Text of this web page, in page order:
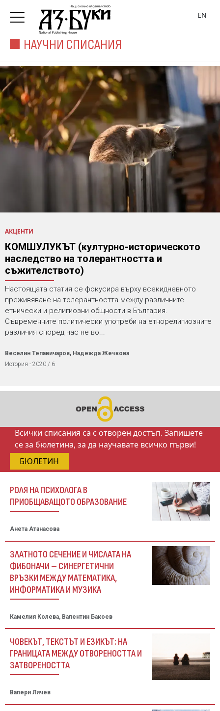
НАУЧНИ СПИСАНИЯ
EN
АКЦЕНТИ
КОМШУЛУКЪТ (културно-историческото
наследство на толерантността и
съжителството)
Настоящата статия се фокусира върху всекидневното
преживяване на толерантността между различните
етнически и религиозни общности в България.
Съвременните политически употреби на етнорелигиозните
различия според нас не во...
Веселин Тепавичаров, Надежда Жечкова
История - 2020 / 6
Всички списания са с отворен достъп. Запишете
се за бюлетина, за да научавате всичко първи!
БЮЛЕТИН
РОЛЯ НА ПСИХОЛОГА В
ПРИОБЩАВАЩОТО ОБРАЗОВАНИЕ
Анета Атанасова
ЗЛАТНОТО СЕЧЕНИЕ И ЧИСЛАТА НА
ФИБОНАЧИ – СИНЕРГЕТИЧНИ
ВРЪЗКИ МЕЖДУ МАТЕМАТИКА,
ИНФОРМАТИКА И МУЗИКА
Камелия Колева, Валентин Бакоев
ЧОВЕКЪТ, ТЕКСТЪТ И ЕЗИКЪТ: НА
ГРАНИЦАТА МЕЖДУ ОТВОРЕНОСТТА И
ЗАТВОРЕНОСТТА
Валери Личев